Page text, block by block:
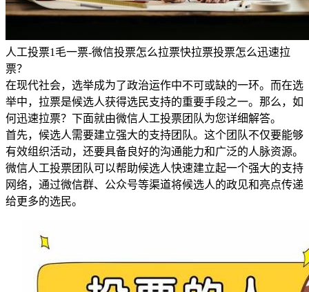
人工投票1毛一票-微信投票怎么拉票快拉票投票怎么迅速拉
票？
在现代社会，选举成为了政治运作中不可或缺的一环。而在选
举中，拉票是候选人获得选民支持的重要手段之一。那么，如
何迅速拉票？下面就由微信人工投票团队为您详细解答。
首先，候选人需要建立强大的支持团队。这个团队不仅要能够
有效组织活动，还要具备良好的沟通能力和广泛的人脉资源。
微信人工投票团队可以帮助候选人快速建立起一个强大的支持
网络，通过微信群、公众号等渠道将候选人的政见和亮点传递
给更多的选民。